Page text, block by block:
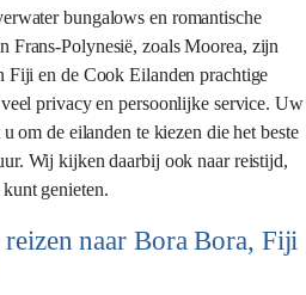
bungalows en romantische
Frans-Polynesië, zoals Moorea, zijn
Fiji en de Cook Eilanden prachtige
privacy en persoonlijke service. Uw
om de eilanden te kiezen die het beste
Wij kijken daarbij ook naar reistijd,
genieten.
naar Bora Bora, Fiji